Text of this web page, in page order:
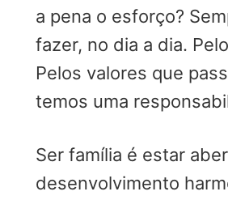
a pena o esforço?
fazer, no dia a dia.
Pelos valores que
temos uma
Ser família é estar
desenvolvimento